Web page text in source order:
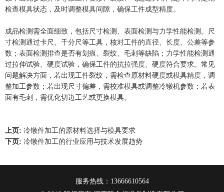
检查模具状态，及时调整模具间隙，确保工件成型精度。
成品检测需全面细致，包括尺寸检测、表面检测与力学性能检测。尺
寸检测通过卡尺、千分尺等工具，核对工件的直径、长度、公差等参
数；表面检测排查是否有划痕、裂纹、毛刺等缺陷；力学性能检测通
过拉伸试验、硬度试验，确保工件的抗拉强度、硬度符合要求。常见
问题解决方面，若出现工件裂纹，需检查原材料硬度或模具精度，调
整加工参数；若出现尺寸偏差，需校准模具或调整冷镦机参数；若表
面有毛刺，需优化切边工艺或更换模具。
上页: 冷镦件加工的原材料选择与模具要求
下页: 冷镦件加工的行业应用与技术发展趋势
服务热线：13666610564